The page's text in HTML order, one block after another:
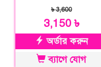
৳ 3,600
3,150 ৳
অর্ডার করুন
ব্যাগে যোগ